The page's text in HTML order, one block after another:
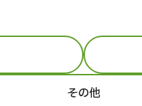
その他